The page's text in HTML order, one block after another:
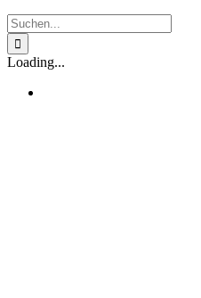
Suche
nach:
Loading...